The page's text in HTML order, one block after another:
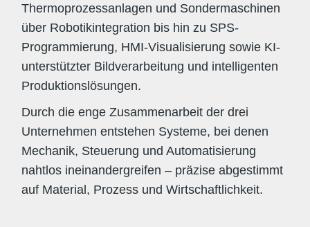
Thermoprozessanlagen und Sondermaschinen
über Robotikintegration bis hin zu SPS-
Programmierung, HMI-Visualisierung sowie KI-
unterstützter Bildverarbeitung und intelligenten
Produktionslösungen.
Durch die enge Zusammenarbeit der drei
Unternehmen entstehen Systeme, bei denen
Mechanik, Steuerung und Automatisierung
nahtlos ineinandergreifen – präzise abgestimmt
auf Material, Prozess und Wirtschaftlichkeit.